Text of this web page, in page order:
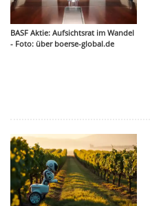
BASF Aktie: Aufsichtsrat im Wandel
- Foto: über boerse-global.de